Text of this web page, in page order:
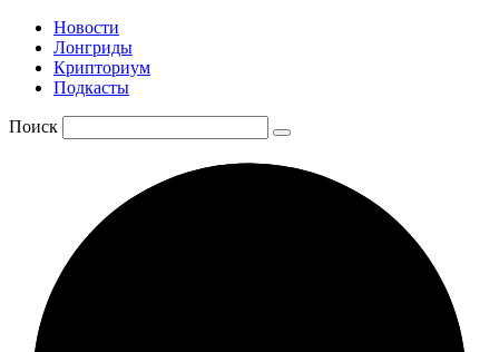
Новости
Лонгриды
Крипториум
Подкасты
Поиск